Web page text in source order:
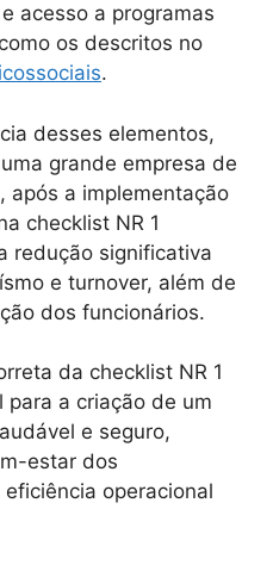
acesso a programas
os descritos no
.
desses elementos,
grande empresa de
após a implementação
checklist NR 1
redução significativa
e turnover, além de
dos funcionários.
da checklist NR 1
para a criação de um
e seguro,
estar dos
operacional